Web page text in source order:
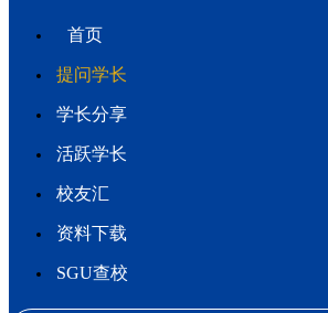
首页
提问学长
学长分享
活跃学长
校友汇
资料下载
SGU查校